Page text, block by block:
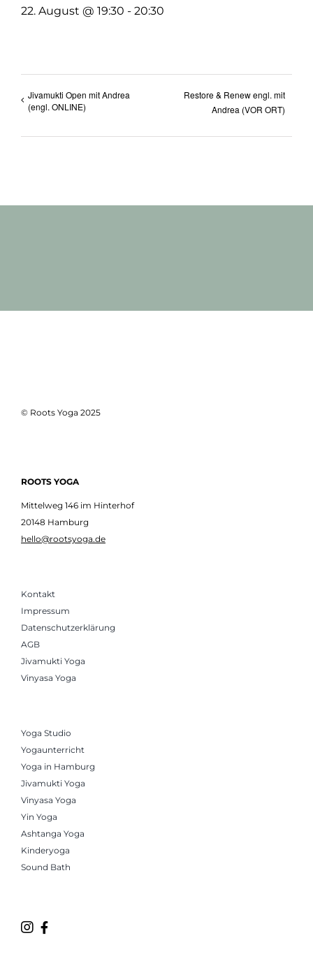
22. August @ 19:30 - 20:30
Jivamukti Open mit Andrea
(engl. ONLINE)
Restore & Renew engl. mit
Andrea (VOR ORT)
© Roots Yoga 2025
ROOTS YOGA
Mittelweg 146 im Hinterhof
20148 Hamburg
hello@rootsyoga.de
Kontakt
Impressum
Datenschutzerklärung
AGB
Jivamukti Yoga
Vinyasa Yoga
Yoga Studio
Yogaunterricht
Yoga in Hamburg
Jivamukti Yoga
Vinyasa Yoga
Yin Yoga
Ashtanga Yoga
Kinderyoga
Sound Bath